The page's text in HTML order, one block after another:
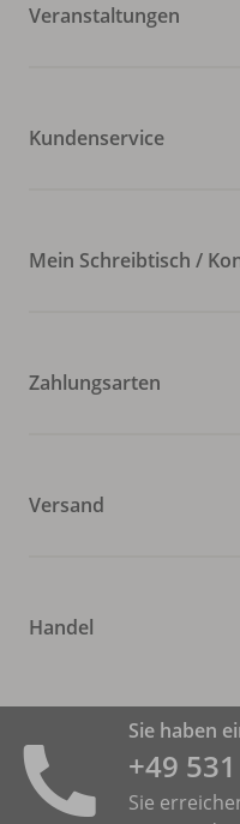
Veranstaltungen
Kundenservice
Mein Schreibtisch /
Zahlungsarten
Versand
Handel
Sie haben
+49
Sie